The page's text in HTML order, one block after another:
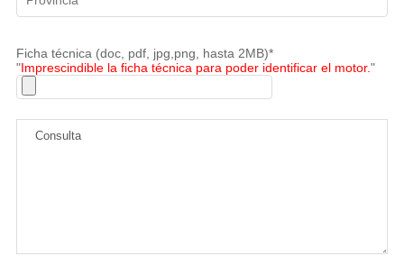
Ficha técnica (doc, pdf, jpg,png, hasta 2MB)*
"Imprescindible la ficha técnica para poder identificar el motor."